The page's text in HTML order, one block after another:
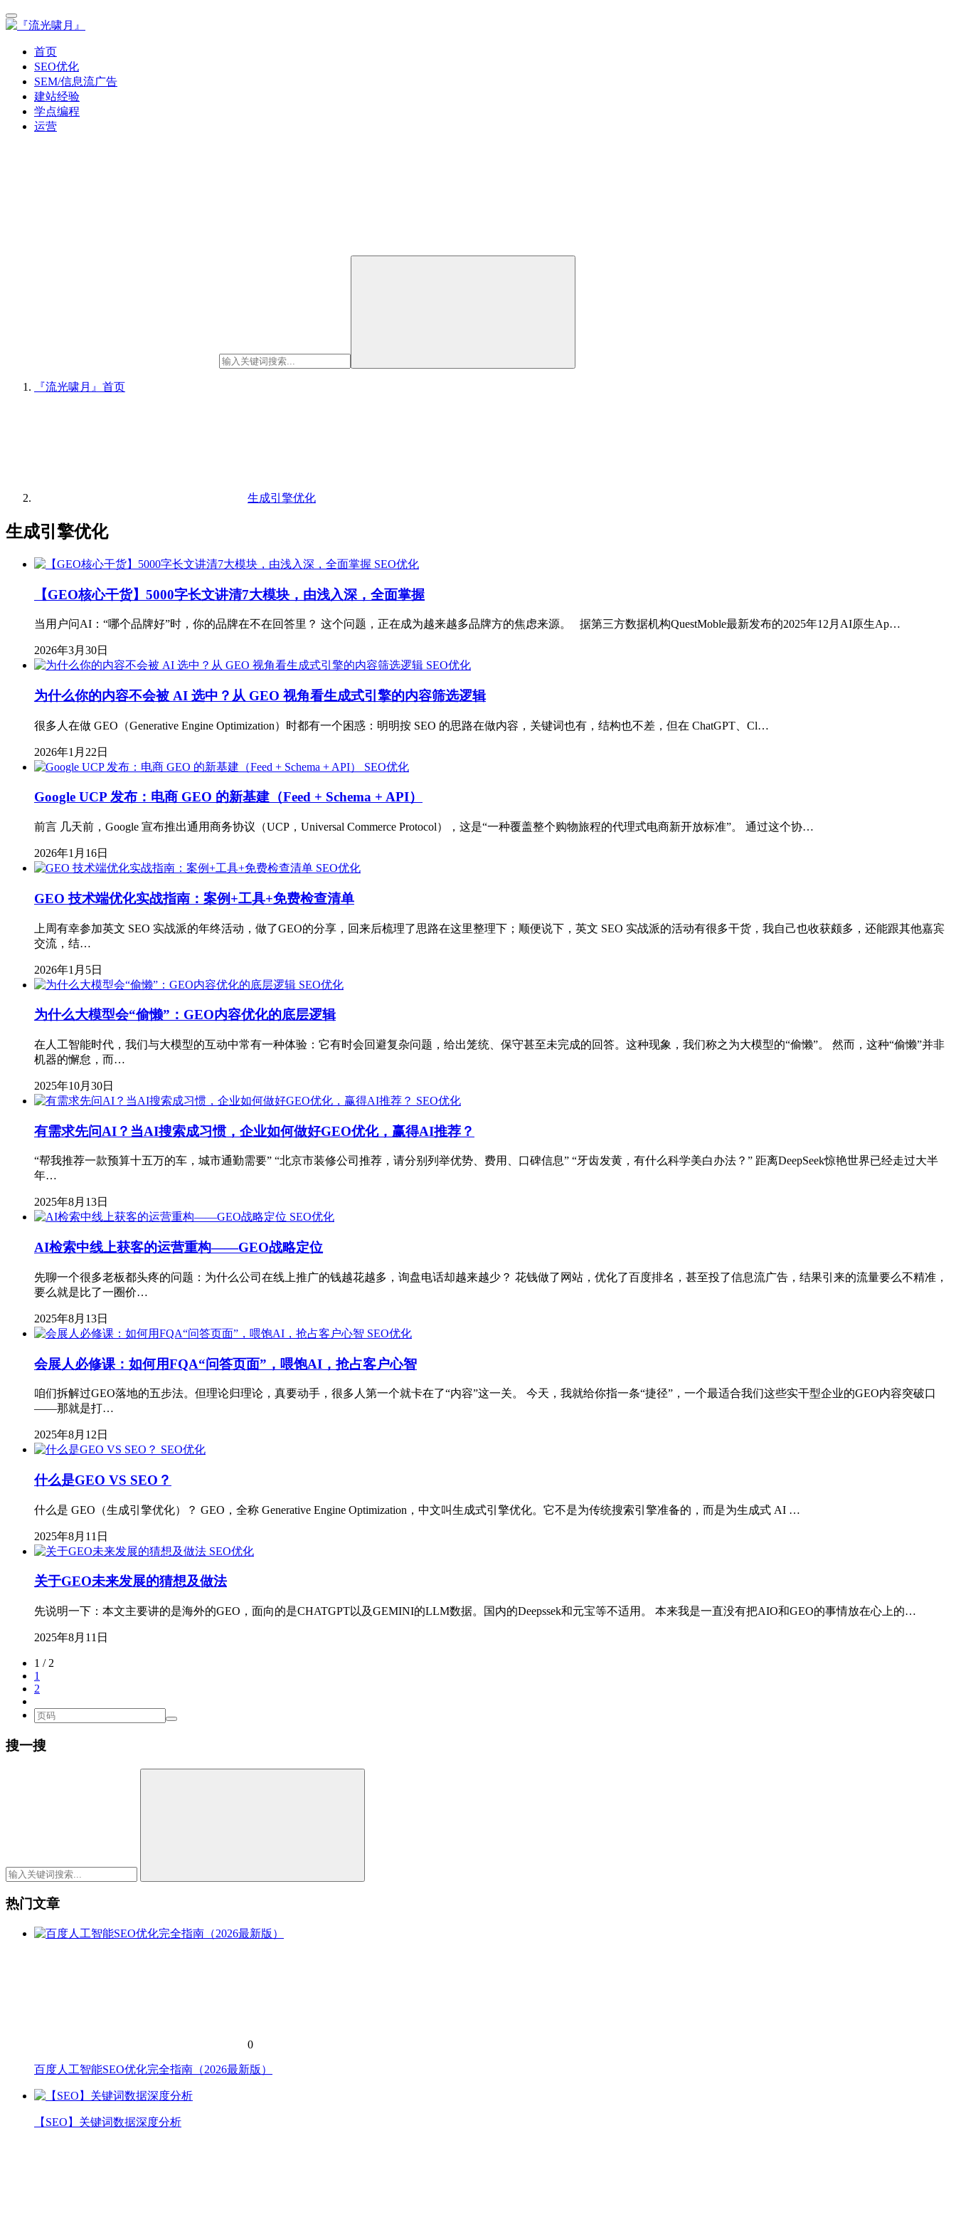
首页
SEO优化
SEM/信息流广告
建站经验
学点编程
运营
『流光啸月』 首页
生成引擎优化
生成引擎优化
SEO优化
【GEO核心干货】5000字长文讲清7大模块，由浅入深，全面掌握
当用户问AI：“哪个品牌好”时，你的品牌在不在回答里？ 这个问题，正在成为越来越多品牌方的焦虑来源。 据第三方数据机构QuestMoble最新发布的2025年12月AI原生Ap…
2026年3月30日
SEO优化
为什么你的内容不会被 AI 选中？从 GEO 视角看生成式引擎的内容筛选逻辑
很多人在做 GEO（Generative Engine Optimization）时都有一个困惑：明明按 SEO 的思路在做内容，关键词也有，结构也不差，但在 ChatGPT、Cl…
2026年1月22日
SEO优化
Google UCP 发布：电商 GEO 的新基建（Feed + Schema + API）
前言 几天前，Google 宣布推出通用商务协议（UCP，Universal Commerce Protocol），这是“一种覆盖整个购物旅程的代理式电商新开放标准”。 通过这个协…
2026年1月16日
SEO优化
GEO 技术端优化实战指南：案例+工具+免费检查清单
上周有幸参加英文 SEO 实战派的年终活动，做了GEO的分享，回来后梳理了思路在这里整理下；顺便说下，英文 SEO 实战派的活动有很多干货，我自己也收获颇多，还能跟其他嘉宾
交流，结…
2026年1月5日
SEO优化
为什么大模型会“偷懒”：GEO内容优化的底层逻辑
在人工智能时代，我们与大模型的互动中常有一种体验：它有时会回避复杂问题，给出笼统、保守甚至未完成的回答。这种现象，我们称之为大模型的“偷懒”。 然而，这种“偷懒”并非
机器的懈怠，而…
2025年10月30日
SEO优化
有需求先问AI？当AI搜索成习惯，企业如何做好GEO优化，赢得AI推荐？
“帮我推荐一款预算十五万的车，城市通勤需要” “北京市装修公司推荐，请分别列举优势、费用、口碑信息” “牙齿发黄，有什么科学美白办法？” 距离DeepSeek惊艳世界已经走过大半
年…
2025年8月13日
SEO优化
AI检索中线上获客的运营重构——GEO战略定位
先聊一个很多老板都头疼的问题：为什么公司在线上推广的钱越花越多，询盘电话却越来越少？ 花钱做了网站，优化了百度排名，甚至投了信息流广告，结果引来的流量要么不精准，
要么就是比了一圈价…
2025年8月13日
SEO优化
会展人必修课：如何用FQA“问答页面”，喂饱AI，抢占客户心智
咱们拆解过GEO落地的五步法。但理论归理论，真要动手，很多人第一个就卡在了“内容”这一关。 今天，我就给你指一条“捷径”，一个最适合我们这些实干型企业的GEO内容突破口
——那就是打…
2025年8月12日
SEO优化
什么是GEO VS SEO？
什么是 GEO（生成引擎优化）？ GEO，全称 Generative Engine Optimization，中文叫生成式引擎优化。它不是为传统搜索引擎准备的，而是为生成式 AI …
2025年8月11日
SEO优化
关于GEO未来发展的猜想及做法
先说明一下：本文主要讲的是海外的GEO，面向的是CHATGPT以及GEMINI的LLM数据。国内的Deepssek和元宝等不适用。 本来我是一直没有把AIO和GEO的事情放在心上的…
2025年8月11日
1 / 2
1
2
搜一搜
热门文章
0
百度人工智能SEO优化完全指南（2026最新版）
【SEO】关键词数据深度分析